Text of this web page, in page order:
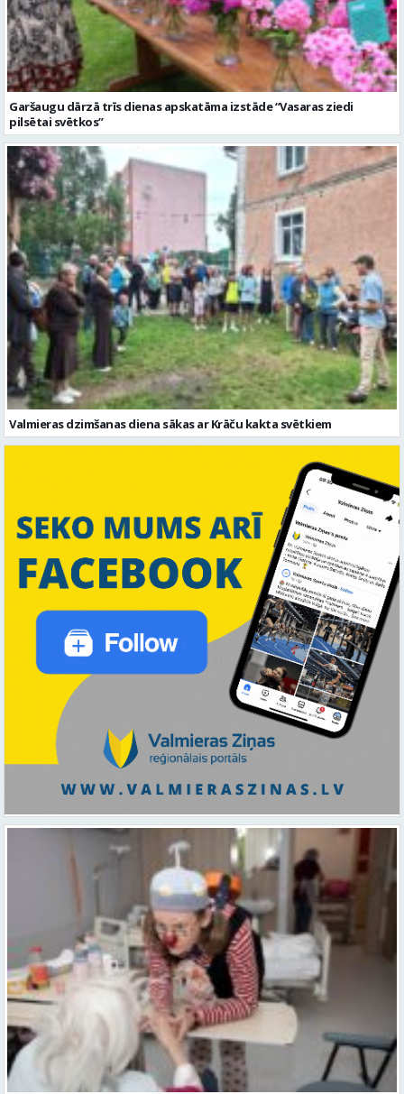
Garšaugu dārzā trīs dienas apskatāma izstāde “Vasaras ziedi
pilsētai svētkos”
Valmieras dzimšanas diena sākas ar Krāču kakta svētkiem